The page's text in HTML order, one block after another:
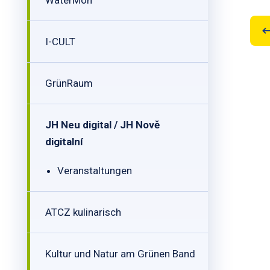
I-CULT
GrünRaum
JH Neu digital / JH Nově
digitalní
Veranstaltungen
ATCZ kulinarisch
Kultur und Natur am Grünen Band